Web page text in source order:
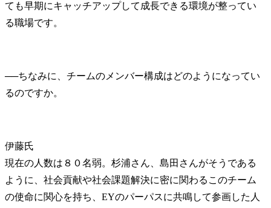
ても早期にキャッチアップして成長できる環境が整ってい
る職場です。
──ちなみに、チームのメンバー構成はどのようになってい
伊藤氏
現在の人数は８０名弱。杉浦さん、島田さんがそうである
ように、社会貢献や社会課題解決に密に関わるこのチーム
の使命に関心を持ち、EYのパーパスに共鳴して参画した人